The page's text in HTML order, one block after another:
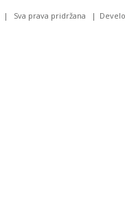
Sva prava pridržana